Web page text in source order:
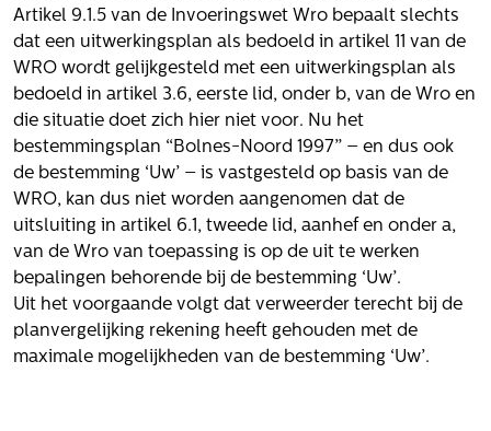
Artikel 9.1.5 van de Invoeringswet Wro bepaalt slechts
dat een uitwerkingsplan als bedoeld in artikel 11 van de
WRO wordt gelijkgesteld met een uitwerkingsplan als
bedoeld in artikel 3.6, eerste lid, onder b, van de Wro en
die situatie doet zich hier niet voor. Nu het
bestemmingsplan “Bolnes-Noord 1997” – en dus ook
de bestemming ‘Uw’ – is vastgesteld op basis van de
WRO, kan dus niet worden aangenomen dat de
uitsluiting in artikel 6.1, tweede lid, aanhef en onder a,
van de Wro van toepassing is op de uit te werken
bepalingen behorende bij de bestemming ‘Uw’.
Uit het voorgaande volgt dat verweerder terecht bij de
planvergelijking rekening heeft gehouden met de
maximale mogelijkheden van de bestemming ‘Uw’.